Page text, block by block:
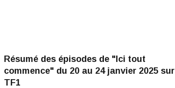
Résumé des épisodes de "Ici tout
commence" du 20 au 24 janvier 2025 sur
TF1